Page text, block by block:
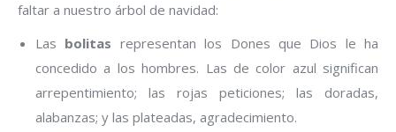
faltar a nuestro árbol de navidad:
Las bolitas representan los Dones que Dios le ha
concedido a los hombres. Las de color azul significan
arrepentimiento; las rojas peticiones; las doradas,
alabanzas; y las plateadas, agradecimiento.